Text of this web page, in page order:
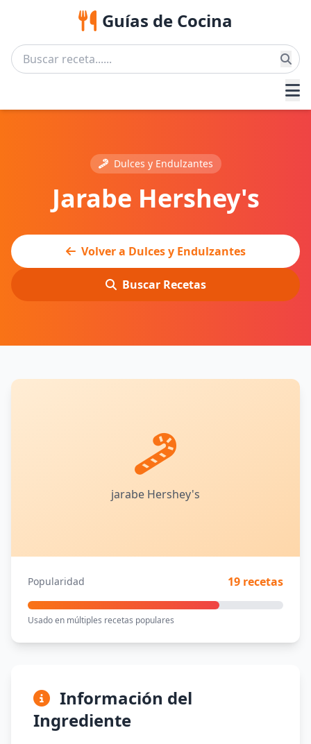
Guías de Cocina
Dulces y Endulzantes
Jarabe Hershey's
Volver a Dulces y Endulzantes
Buscar Recetas
jarabe Hershey's
Popularidad 19 recetas
Usado en múltiples recetas populares
Información del
Ingrediente